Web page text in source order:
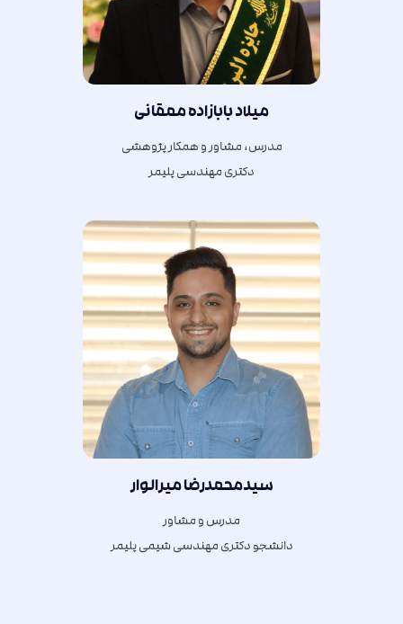
ميلاد بابازاده ممقانی
مدرس، مشاور و همکار پژوهشی
دکتری مهندسی پلیمر
سیدمحمدرضا میرالوار
مدرس و مشاور
دانشجو دکتری مهندسی شیمی پلیمر